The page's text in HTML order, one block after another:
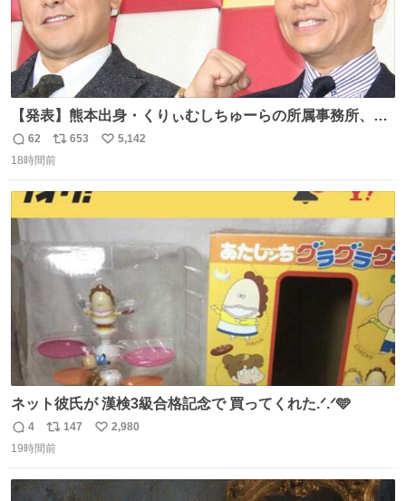
【発表】熊本出身・くりぃむしちゅーらの所属事務所、被
災地に義援金寄付 news.livedoor.com/article/detail… くり
ぃむしちゅーやマツコ、有働由美子らが所属する芸能事務
本地震の被災地支援のため義援金を寄付したことを公表し
た。
返
信
62
リ
ポ
ト
数
653
い
5,142
18時間前
ネット彼氏が 漢検3級合格記念で 買ってくれた.ᐟ.ᐟ🩵
返
信
4
リ
ポ
ト
147
い
2,980
19時間前